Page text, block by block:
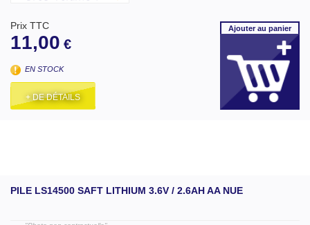
Prix TTC
11,00 €
EN STOCK
+ DE DÉTAILS
Ajouterau panier
PILE LS14500 SAFT LITHIUM 3.6V / 2.6AH AA NUE